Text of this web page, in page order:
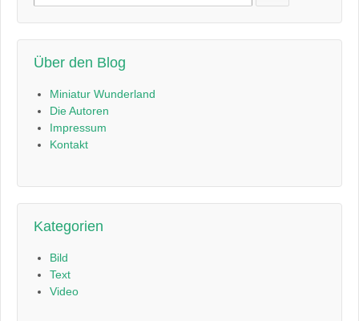
nach:
Über den Blog
Miniatur Wunderland
Die Autoren
Impressum
Kontakt
Kategorien
Bild
Text
Video